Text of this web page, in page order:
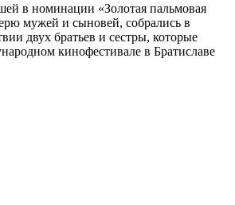
в номинации «Золотая пальмовая
мужей и сыновей, собрались в
двух братьев и сестры, которые
кинофестивале в Братиславе